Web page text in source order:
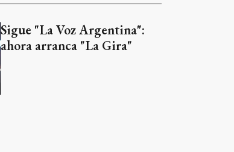
Sigue "La Voz Argentina":
ahora arranca "La Gira"